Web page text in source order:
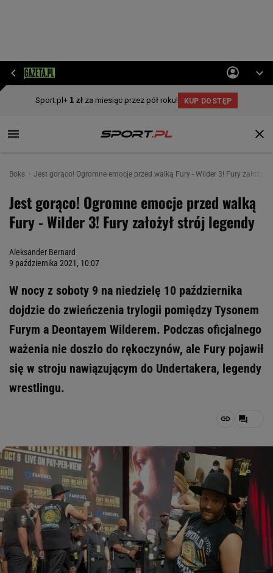
Boks Jest gorąco! Ogromne emocje przed walką Fury - Wilder 3! Fury założył
Jest gorąco! Ogromne emocje przed walką
Fury - Wilder 3! Fury założył strój legendy
Aleksander Bernard
9 października 2021, 10:07
W nocy z soboty 9 na niedzielę 10 października
dojdzie do zwieńczenia trylogii pomiędzy Tysonem
Furym a Deontayem Wilderem. Podczas oficjalnego
ważenia nie doszło do rękoczynów, ale Fury pojawił
się w stroju nawiązującym do Undertakera, legendy
wrestlingu.